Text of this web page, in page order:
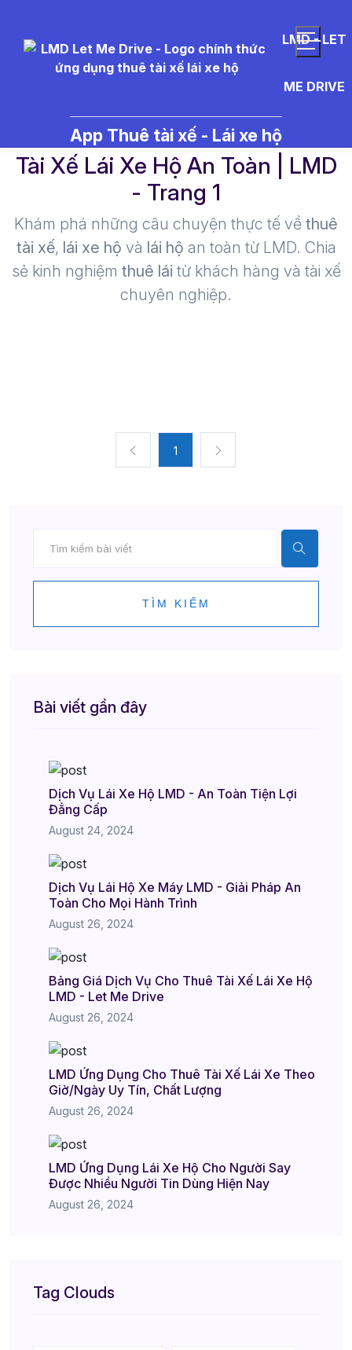
LMD - LET
ME DRIVE
App Thuê tài xế - Lái xe hộ
d%E1%BA%A7u%20xe - Thuê
Tài Xế Lái Xe Hộ An Toàn | LMD
- Trang 1​
Khám phá những câu chuyện thực tế về thuê
tài xế, lái xe hộ và lái hộ an toàn từ LMD. Chia
sẻ kinh nghiệm thuê lái từ khách hàng và tài xế
chuyên nghiệp.
1
TÌM KIẾM
Bài viết gần đây
Dịch Vụ Lái Xe Hộ LMD - An Toàn Tiện Lợi
Đẳng Cấp
August 24, 2024
Dịch Vụ Lái Hộ Xe Máy LMD - Giải Pháp An
Toàn Cho Mọi Hành Trình
August 26, 2024
Bảng Giá Dịch Vụ Cho Thuê Tài Xế Lái Xe Hộ
LMD - Let Me Drive
August 26, 2024
LMD Ứng Dụng Cho Thuê Tài Xế Lái Xe Theo
Giờ/Ngày Uy Tín, Chất Lượng
August 26, 2024
LMD Ứng Dụng Lái Xe Hộ Cho Người Say
Được Nhiều Người Tin Dùng Hiện Nay
August 26, 2024
Tag Clouds